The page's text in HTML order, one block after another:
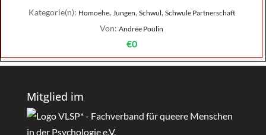
Kategorie(n): Homoehe, Jungen, Schwul, Schwule Partnerschaft
Von: Andrée Poulin
€0
Mitglied im